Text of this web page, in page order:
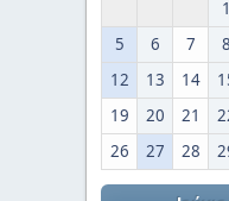
1
5
6 7 8
12
13 14
19
20 21
26
27 28